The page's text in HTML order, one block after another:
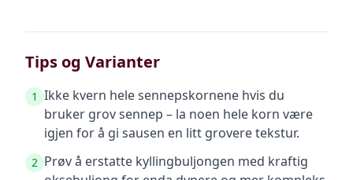
Tips og Varianter
1 Ikke kvern hele sennepskornene hvis du
bruker grov sennep – la noen hele korn være
igjen for å gi sausen en litt grovere tekstur.
2 Prøv å erstatte kyllingbuljongen med kraftig